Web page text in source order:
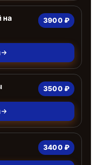
на
3900 ₽
3500 ₽
3400 ₽